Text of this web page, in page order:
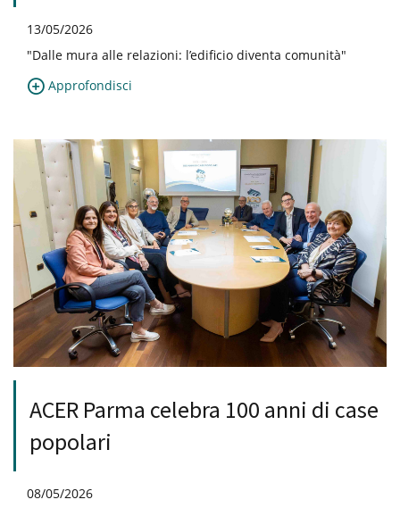
13/05/2026
"Dalle mura alle relazioni: l’edificio diventa comunità"
Approfondisci
ACER Parma celebra 100 anni di case
popolari
08/05/2026